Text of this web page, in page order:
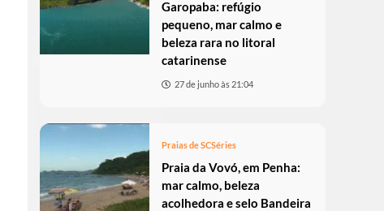
Garopaba: refúgio
pequeno, mar calmo e
beleza rara no litoral
catarinense
27 de junho às 21:04
Praias de SCSéries
Praia da Vovó, em Penha:
mar calmo, beleza
acolhedora e selo Bandeira